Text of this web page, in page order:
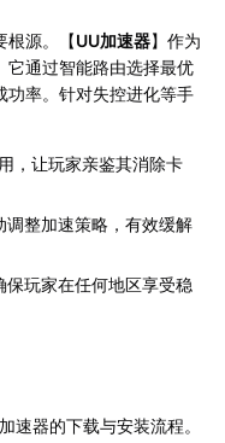
根源。【UU加速器】作为
它通过智能路由选择最优
功率。针对失控进化等手
，让玩家亲鉴其消除卡
调整加速策略，有效缓解
保玩家在任何地区享受稳
速器的下载与安装流程。